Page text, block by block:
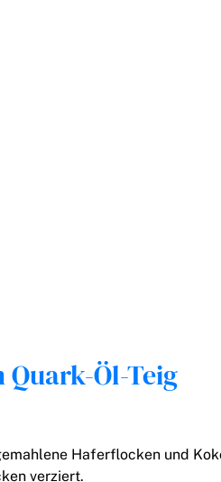
Quark-Öl-Teig
Haferflocken und
verziert.